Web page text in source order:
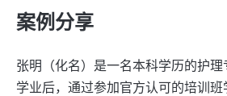
案例分享
张明（化名）是一名本科学历的护
学业后，通过参加官方认可的培训